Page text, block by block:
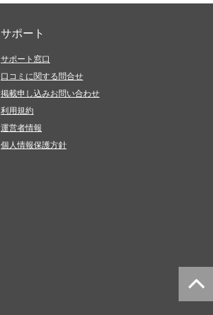
サポート
サポート窓口
口コミに関する問合せ
掲載申し込みお問い合わせ
利用規約
運営者情報
個人情報保護方針